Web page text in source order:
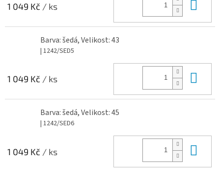
1 049 Kč / ks
Barva: šedá, Velikost: 43
| 1242/SED5
1 049 Kč / ks
Barva: šedá, Velikost: 45
| 1242/SED6
1 049 Kč / ks